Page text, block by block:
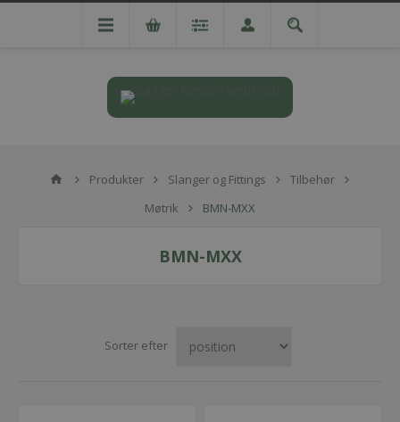
Produkter Slanger og Fittings
Tilbehør
Møtrik
BMN-MXX
BMN-MXX
Sorter efter